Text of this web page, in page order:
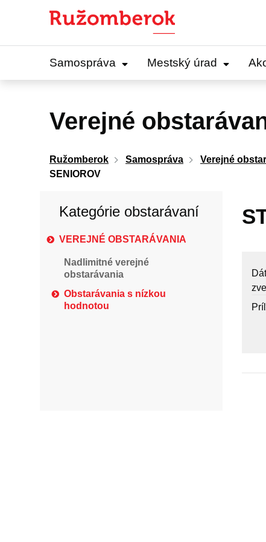
Samospráva Mestský úrad
Verejné
Ružomberok Samospráva Verejné
SENIOROV
Kategórie obstarávaní
VEREJNÉ OBSTARÁVANIA
Nadlimitné verejné
obstarávania
Obstarávania s nízkou
hodnotou